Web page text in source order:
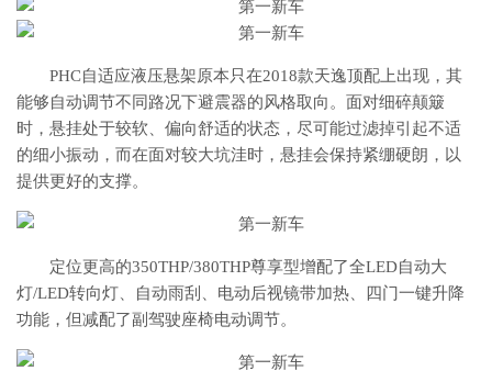
PHC自适应液压悬架原本只在2018款天逸顶配上出现，其
能够自动调节不同路况下避震器的风格取向。面对细碎颠簸
时，悬挂处于较软、偏向舒适的状态，尽可能过滤掉引起不适
的细小振动，而在面对较大坑洼时，悬挂会保持紧绷硬朗，以
提供更好的支撑。
定位更高的350THP/380THP尊享型增配了全LED自动大
灯/LED转向灯、自动雨刮、电动后视镜带加热、四门一键升降
功能，但减配了副驾驶座椅电动调节。